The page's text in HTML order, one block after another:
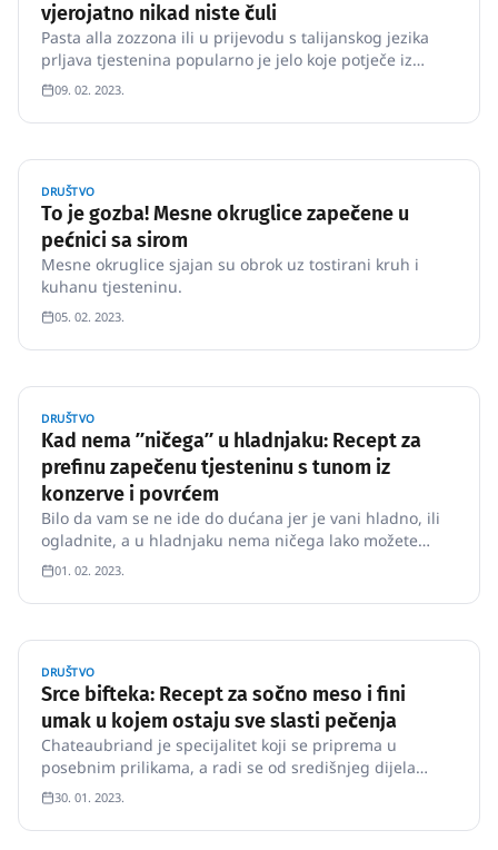
vjerojatno nikad niste čuli
Pasta alla zozzona ili u prijevodu s talijanskog jezika
prljava tjestenina popularno je jelo koje potječe iz
Rima.
09. 02. 2023.
DRUŠTVO
To je gozba! Mesne okruglice zapečene u
pećnici sa sirom
Mesne okruglice sjajan su obrok uz tostirani kruh i
kuhanu tjesteninu.
05. 02. 2023.
DRUŠTVO
Kad nema ʺničegaʺ u hladnjaku: Recept za
prefinu zapečenu tjesteninu s tunom iz
konzerve i povrćem
Bilo da vam se ne ide do dućana jer je vani hladno, ili
ogladnite, a u hladnjaku nema ničega lako možete
napraviti jelo koje je omiljeno u Australiji.
01. 02. 2023.
DRUŠTVO
Srce bifteka: Recept za sočno meso i fini
umak u kojem ostaju sve slasti pečenja
Chateaubriand je specijalitet koji se priprema u
posebnim prilikama, a radi se od središnjeg dijela
goveđeg filea – srca bifteka.
30. 01. 2023.